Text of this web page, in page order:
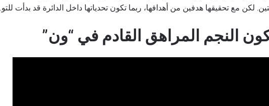
لكن مع تحقيقها هدفين من أهدافها، ربما تكون تحدياتها داخل الدائرة قد بدأت للتو.
النجم المراهق القادم في “ون”